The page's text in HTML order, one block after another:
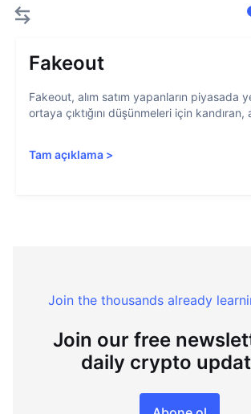
Fakeout
Fakeout, alım satım yapanların piyasada
ortaya çıktığını düşünmeleri için kandıran,
Tam açıklama >
Join the thousands already
Join our free
daily crypto